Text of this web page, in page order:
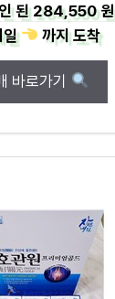
된284,550 원
일
까지도착
바로가기